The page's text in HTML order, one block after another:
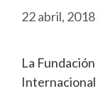
22 abril, 2018
La
Internacional